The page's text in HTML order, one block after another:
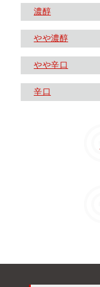
濃醇
やや濃醇
やや辛口
辛口